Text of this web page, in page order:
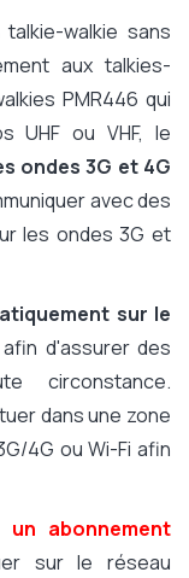
walkie sans
aux talkies-
PMR446 qui
UHF ou VHF, le
ondes 3G et 4G
avec des
les ondes 3G et
sur le
d'assurer des
circonstance.
dans une zone
4G ou Wi-Fi afin
abonnement
sur le réseau